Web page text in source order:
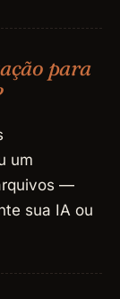
para
um
—
sua IA ou